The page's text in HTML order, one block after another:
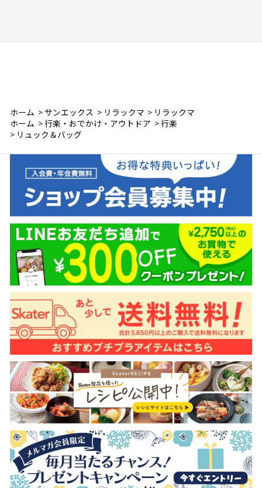
ホーム > サンエックス > リラックマ > リラックマ
ホーム >行楽・おでかけ・アウトドア >行楽
> リュック＆バッグ